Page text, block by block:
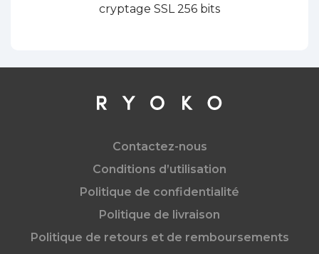
cryptage SSL 256 bits
Contactez-nous
Conditions d’utilisation
Politique de confidentialité
Politique de livraison
Politique de retours et de remboursements